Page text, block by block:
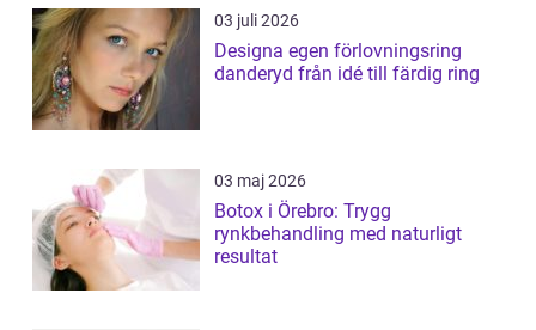
03 juli 2026
Designa egen förlovningsring
danderyd från idé till färdig ring
03 maj 2026
Botox i Örebro: Trygg
rynkbehandling med naturligt
resultat